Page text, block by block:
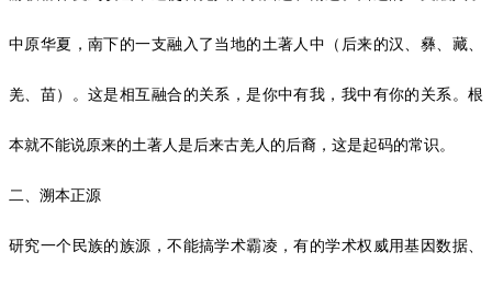
中原华夏，南下的一支融入了当地的土著人中（后来的汉、彝、藏、
羌、苗）。这是相互融合的关系，是你中有我，我中有你的关系。根
本就不能说原来的土著人是后来古羌人的后裔，这是起码的常识。
二、溯本正源
研究一个民族的族源，不能搞学术霸凌，有的学术权威用基因数据、